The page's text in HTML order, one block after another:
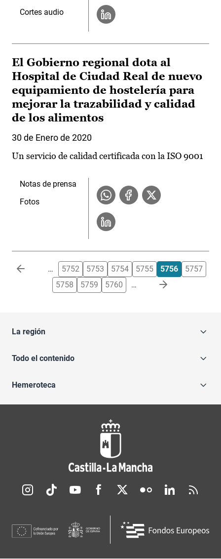
Cortes audio
El Gobierno regional dota al
Hospital de Ciudad Real de nuevo
equipamiento de hostelería para
mejorar la trazabilidad y calidad
de los alimentos
30 de Enero de 2020
Un servicio de calidad certificada con la ISO 9001
Notas de prensa
Fotos
Paginación … 5752 5753 5754 5755 5756
5757
5758
5759 5760 …
La región
Todo el contenido
Hemeroteca
Redes sociales JCCM